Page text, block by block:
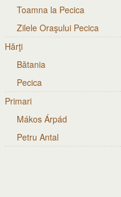
Toamna la Pecica
Zilele Oraşului Pecica
Hărţi
Bătania
Pecica
Primari
Mákos Árpád
Petru Antal